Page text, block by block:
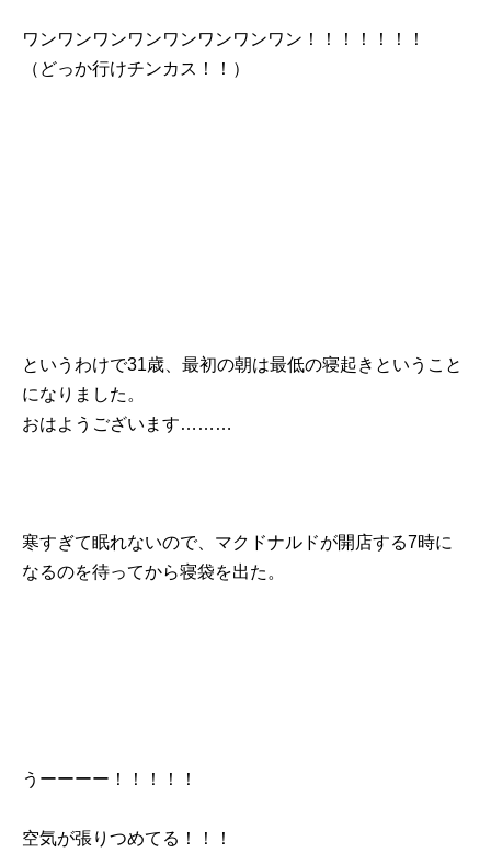
ワンワンワンワンワンワンワンワン！！！！！！！
（どっか行けチンカス！！）
というわけで31歳、最初の朝は最低の寝起きということ
になりました。
おはようございます………
寒すぎて眠れないので、マクドナルドが開店する7時に
なるのを待ってから寝袋を出た。
うーーーー！！！！！
空気が張りつめてる！！！